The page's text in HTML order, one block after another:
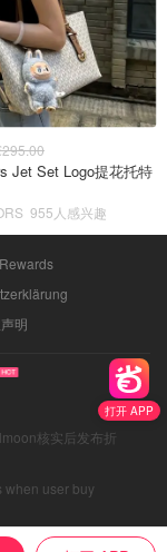
打开 APP
Jet Set Logo提花托特
955人感兴趣
明
核实后发布折
when user buy